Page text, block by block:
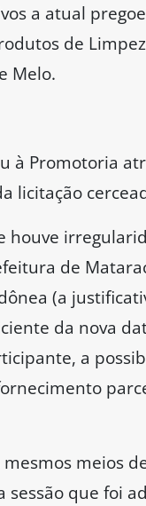
a atual
de
Melo.
à Promotoria
licitação
houve
de
(a
da nova
a
meios
que foi